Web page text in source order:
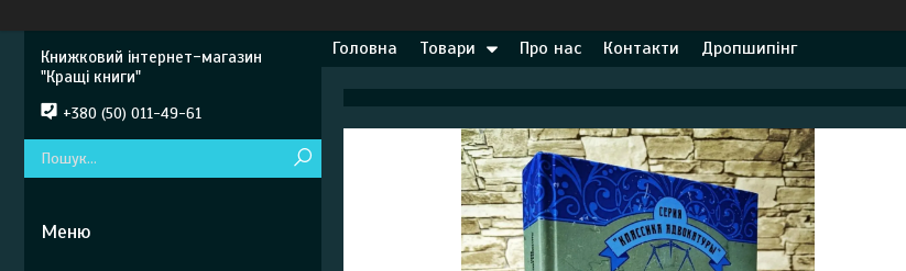
Головна Товари Про нас Контакти Дропшипінг
Книжковий інтернет-магазин
"Кращі книги"
+380 (50) 011-49-61